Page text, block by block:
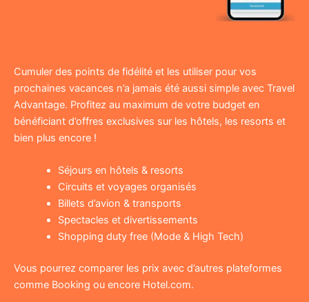
Cumuler des points de fidélité et les utiliser pour vos
prochaines vacances n’a jamais été aussi simple avec Travel
Advantage. Profitez au maximum de votre budget en
bénéficiant d’offres exclusives sur les hôtels, les resorts et
bien plus encore !
Séjours en hôtels & resorts
Circuits et voyages organisés
Billets d’avion & transports
Spectacles et divertissements
Shopping duty free (Mode & High Tech)
Vous pourrez comparer les prix avec d’autres plateformes
comme Booking ou encore Hotel.com.